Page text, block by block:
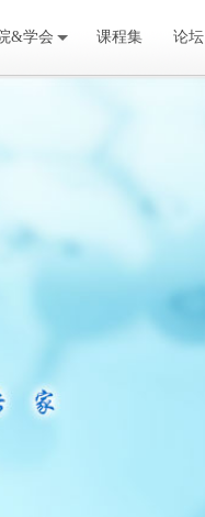
&学会 课程集 论坛